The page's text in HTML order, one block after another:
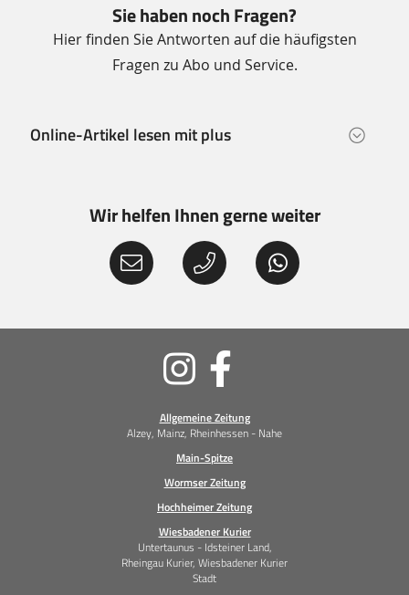
Sie haben noch Fragen?
Hier finden Sie Antworten auf die häufigsten
Fragen zu Abo und Service.
Online-Artikel lesen mit plus
Wir helfen Ihnen gerne weiter
Allgemeine Zeitung
Alzey, Mainz, Rheinhessen - Nahe
Main-Spitze
Wormser Zeitung
Hochheimer Zeitung
Wiesbadener Kurier
Untertaunus - Idsteiner Land,
Rheingau Kurier, Wiesbadener Kurier
Stadt
Soziale
Medien